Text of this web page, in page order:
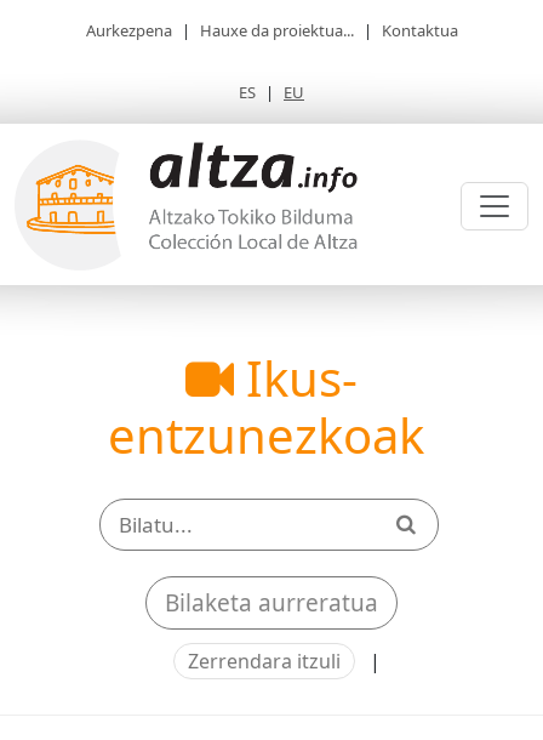
Aurkezpena | Hauxe da proiektua... | Kontaktua
ES | EU
Ikus-
entzunezkoak
Bilaketa aurreratua
Zerrendara itzuli |